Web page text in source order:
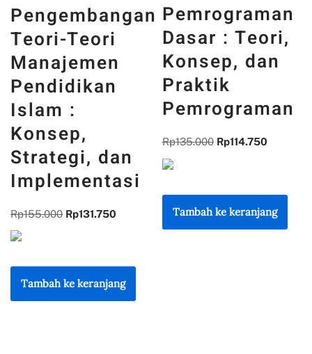
Pemrograman
Dasar : Teori,
Konsep, dan
Praktik
Pemrograman
Rp135.000
Tambah ke keranjang
DAN WAJAH
INDONESIA :
MEMORI,
DAN
REFLEKSI
255.000